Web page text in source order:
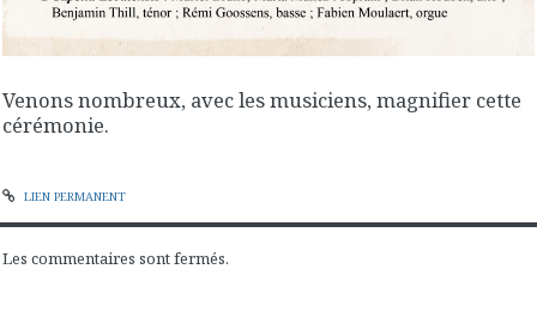
Venons nombreux, avec les musiciens, magnifier cette
cérémonie.
LIEN PERMANENT
Les commentaires sont fermés.